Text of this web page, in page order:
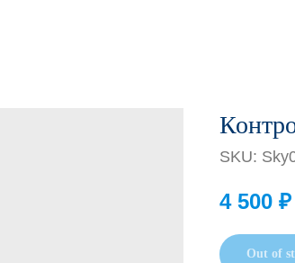
SKU:
4 500 ₽
Out of